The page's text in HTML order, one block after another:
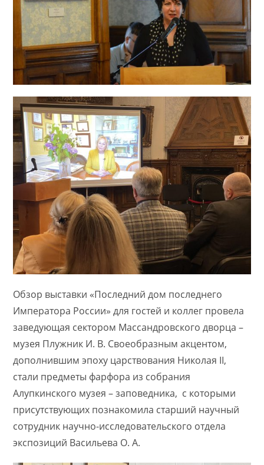
Обзор выставки «Последний дом последнего
Императора России» для гостей и коллег провела
заведующая сектором Массандровского дворца –
музея Плужник И. В. Своеобразным акцентом,
дополнившим эпоху царствования Николая II,
стали предметы фарфора из собрания
Алупкинского музея – заповедника, с которыми
присутствующих познакомила старший научный
сотрудник научно-исследовательского отдела
экспозиций Васильева О. А.